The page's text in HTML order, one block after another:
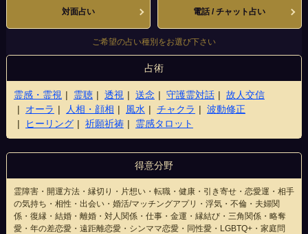
対面占い 電話 / チャット占い
ご希望の占い種別をお選び下さい
占術
霊感・霊視 霊聴 透視 送念 守護霊対話
故人交信
オーラ
人相・顔相 風水 チャクラ
波動修正
ヒーリング
祈願祈祷 霊感タロット
得意分野
霊障害・開運方法・縁切り・片想い・転職・健康・引き寄せ・恋愛運・相手
の気持ち・相性・出会い・婚活/マッチングアプリ・浮気・不倫・夫婦関
係・復縁・結婚・離婚・対人関係・仕事・金運・縁結び・三角関係・略奪
愛・年の差恋愛・遠距離恋愛・シンママ恋愛・同性愛・LGBTQ+・家庭問